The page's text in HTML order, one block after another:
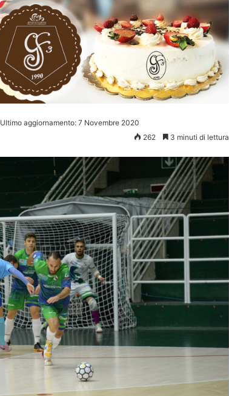
Ultimo aggiornamento: 7 Novembre 2020
262
3 minuti di lettura